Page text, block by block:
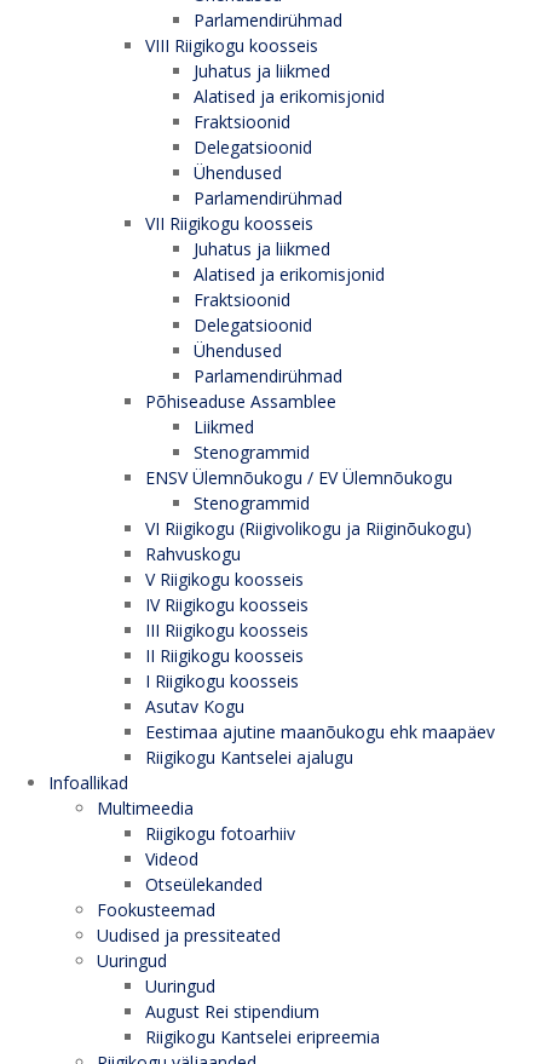
Parlamendirühmad
VIII Riigikogu koosseis
Juhatus ja liikmed
Alatised ja erikomisjonid
Fraktsioonid
Delegatsioonid
Ühendused
Parlamendirühmad
VII Riigikogu koosseis
Juhatus ja liikmed
Alatised ja erikomisjonid
Fraktsioonid
Delegatsioonid
Ühendused
Parlamendirühmad
Põhiseaduse Assamblee
Liikmed
Stenogrammid
ENSV Ülemnõukogu / EV Ülemnõukogu
Stenogrammid
VI Riigikogu (Riigivolikogu ja Riiginõukogu)
Rahvuskogu
V Riigikogu koosseis
IV Riigikogu koosseis
III Riigikogu koosseis
II Riigikogu koosseis
I Riigikogu koosseis
Asutav Kogu
Eestimaa ajutine maanõukogu ehk maapäev
Riigikogu Kantselei ajalugu
Infoallikad
Multimeedia
Riigikogu fotoarhiiv
Videod
Otseülekanded
Fookusteemad
Uudised ja pressiteated
Uuringud
Uuringud
August Rei stipendium
Riigikogu Kantselei eripreemia